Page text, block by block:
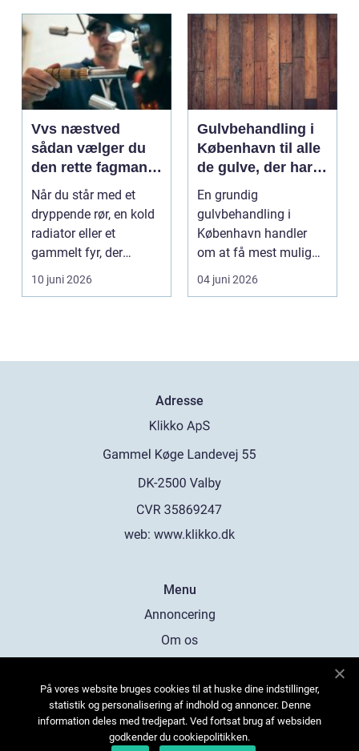
Vvs næstved
sådan vælger du
den rette fagmand
til vand, varme og
energi
Når du står med et
dryppende rør, en kold
radiator eller et
gammelt fyr, der
synger på sidste vers,
10 juni 2026
Gulvbehandling i
København til alle
de gulve, der har
brug for
førstehjælp
En grundig
gulvbehandling i
København handler
om at få mest mulig
kvalitet og levetid u...
04 juni 2026
Adresse
web: www.klikko.dk
Menu
Annoncering
Om os
Kontakt os
Sitemap
På vores website bruges cookies til at huske dine indstillinger,
statistik og personalisering af indhold og annoncer. Denne
information deles med tredjepart. Ved fortsat brug af websiden
godkender du cookiepolitikken.